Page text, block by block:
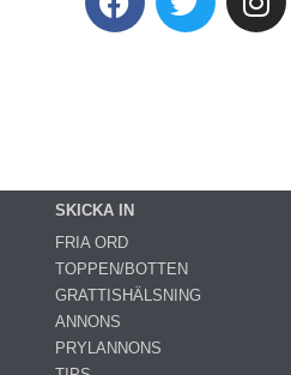
SKICKA IN
FRIA ORD
TOPPEN/BOTTEN
GRATTISHÄLSNING
ANNONS
PRYLANNONS